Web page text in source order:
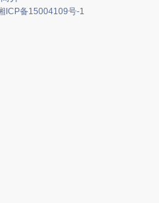
ICP备15004109号-1